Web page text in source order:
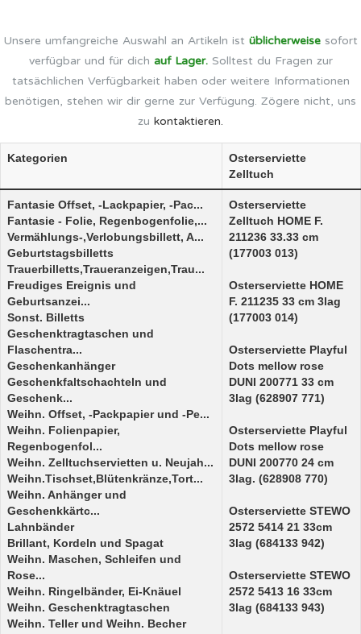
Unsere umfangreiche Auswahl an Artikeln ist üblicherweise sofort
verfügbar und für dich auf Lager.Solltest du Fragen zur
tatsächlichen Verfügbarkeit haben oder weitere Informationen
benötigen, stehen wir dir gerne zur Verfügung. Zögere nicht, uns
zu kontaktieren.
Kategorien
Osterserviette
Zelltuch
Fantasie Offset, -Lackpapier, -Pac...
Fantasie - Folie, Regenbogenfolie,...
Vermählungs-,Verlobungsbillett, A...
Geburtstagsbilletts
Trauerbilletts,Traueranzeigen,Trau...
Freudiges Ereignis und
Geburtsanzei...
Sonst. Billetts
Geschenktragtaschen und
Flaschentra...
Geschenkanhänger
Geschenkfaltschachteln und
Geschenk...
Weihn. Offset, -Packpapier und -Pe...
Weihn. Folienpapier,
Regenbogenfol...
Weihn. Zelltuchservietten u. Neujah...
Weihn.Tischset,Blütenkränze,Tort...
Weihn. Anhänger und
Geschenkkärtc...
Lahnbänder
Brillant, Kordeln und Spagat
Weihn. Maschen, Schleifen und
Rose...
Weihn. Ringelbänder, Ei-Knäuel
Weihn. Geschenktragtaschen
Weihn. Teller und Weihn. Becher
Osterserviette
Zelltuch HOME F.
211236 33.33 cm
(177003 013)
Osterserviette HOME
F. 211235 33 cm 3lag
(177003 014)
Osterserviette Playful
Dots mellow rose
DUNI 200771 33 cm
3lag (628907 771)
Osterserviette Playful
Dots mellow rose
DUNI 200770 24 cm
3lag. (628908 770)
Osterserviette STEWO
2572 5414 21 33cm
3lag (684133 942)
Osterserviette STEWO
2572 5413 16 33cm
3lag (684133 943)